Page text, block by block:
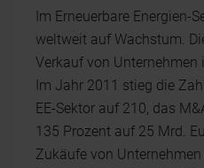
Im Erneuerbare Energien-
weltweit auf Wachstum.
Verkauf von Unternehmen
Im Jahr 2011 stieg die
EE-Sektor auf 210, das
135 Prozent auf 25 Mrd.
Zukäufe von